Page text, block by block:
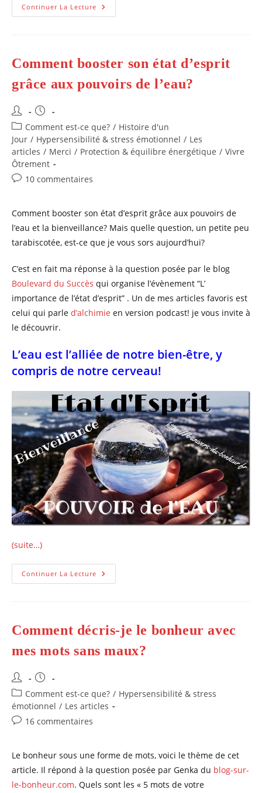
Continuer La Lecture Quel
Est
Comment booster son état d’esprit
grâce aux pouvoirs de l’eau?
Auteur/autrice
de
la
publication :
Publication
publiée :
Post
category:
Comment est-ce que? / Histoire d'un
Jour / Hypersensibilité & stress émotionnel / Les
articles / Merci / Protection & équilibre énergétique / Vivre
Ôtrement
Commentaires
publication :
10 commentaires
Comment booster son état d’esprit grâce aux pouvoirs de
l’eau et la bienveillance? Mais quelle question, un petite peu
tarabiscotée, est-ce que je vous sors aujourd’hui?
C’est en fait ma réponse à la question posée par le blog
Boulevard du Succès qui organise l’évènement “L’
importance de l’état d’esprit” . Un de mes articles favoris est
celui qui parle d’alchimie en version podcast! je vous invite à
le découvrir.
L’eau est l’alliée de notre bien-être, y
compris de notre cerveau!
(suite…)
Continuer La Lecture Comment
Booster
Aux
Pouvoirs
L’eau?
Comment décris-je le bonheur avec
mes mots sans maux?
Auteur/autrice
de
la
publication :
Publication
publiée :
Post
category:
Comment est-ce que? / Hypersensibilité & stress
émotionnel / Les articles
Commentaires
publication :
16 commentaires
Le bonheur sous une forme de mots, voici le thème de cet
article. Il répond à la question posée par Genka du blog-sur-
le-bonheur.com. Quels sont les « 5 mots de votre